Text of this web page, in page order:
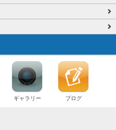
ギャラリー ブログ